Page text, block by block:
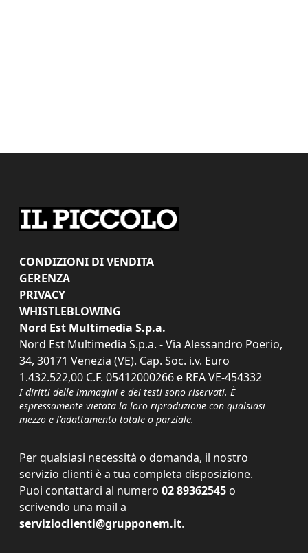
CONDIZIONI DI VENDITA
GERENZA
PRIVACY
WHISTLEBLOWING
Nord Est Multimedia S.p.a.
Nord Est Multimedia S.p.a. - Via Alessandro Poerio,
34, 30171 Venezia (VE). Cap. Soc. i.v. Euro
1.432.522,00 C.F. 05412000266 e REA VE-454332
I diritti delle immagini e dei testi sono riservati. È
espressamente vietata la loro riproduzione con qualsiasi
mezzo e l'adattamento totale o parziale.
Per qualsiasi necessità o domanda, il nostro
servizio clienti è a tua completa disposizione.
Puoi contattarci al numero 02 89362545 o
scrivendo una mail a
servizioclienti@grupponem.it.